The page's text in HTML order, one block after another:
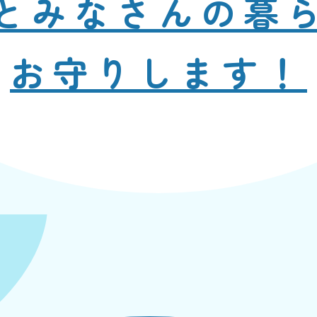
みなさんの暮
お守りします！